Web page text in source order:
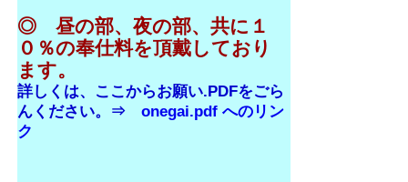
◎ 昼の部、夜の部、共に１
０％の奉仕料を頂戴しており
ます。
詳しくは、ここからお願い.PDFをごら
んください。⇒ onegai.pdf へのリン
ク